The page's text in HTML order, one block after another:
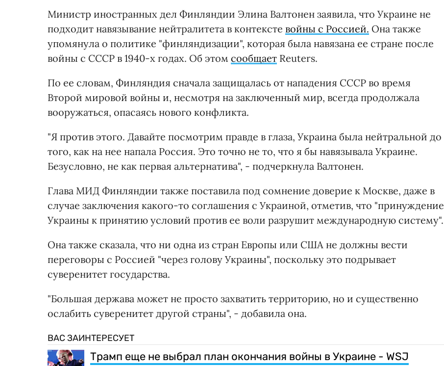
Министр иностранных дел Финляндии Элина Валтонен заявила, что Украине не
подходит навязывание нейтралитета в контексте войны с Россией. Она также
упомянула о политике "финляндизации", которая была навязана ее стране после
войны с СССР в 1940-х годах. Об этом сообщает Reuters.
По ее словам, Финляндия сначала защищалась от нападения СССР во время
Второй мировой войны и, несмотря на заключенный мир, всегда продолжала
вооружаться, опасаясь нового конфликта.
"Я против этого. Давайте посмотрим правде в глаза, Украина была нейтральной до
того, как на нее напала Россия. Это точно не то, что я бы навязывала Украине.
Безусловно, не как первая альтернатива", - подчеркнула Валтонен.
Глава МИД Финляндии также поставила под сомнение доверие к Москве, даже в
случае заключения какого-то соглашения с Украиной, отметив, что "принуждение
Украины к принятию условий против ее воли разрушит международную систему".
Она также сказала, что ни одна из стран Европы или США не должны вести
переговоры с Россией "через голову Украины", поскольку это подрывает
суверенитет государства.
"Большая держава может не просто захватить территорию, но и существенно
ослабить суверенитет другой страны", - добавила она.
ВАС ЗАИНТЕРЕСУЕТ
Трамп еще не выбрал план окончания войны в Украине - WSJ